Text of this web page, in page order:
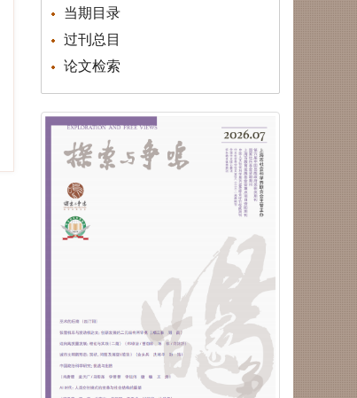
华东地区优秀期刊
荣誉|《探索与争鸣》2025再度
蝉联国家社科基金资助期刊“优
秀期刊”
荣誉|《探索与争鸣》入展第三十
一届北京国际图书博览会“BIBF
2025中国精品期刊展”
荣誉|《探索与争鸣》获得国家哲
学社会科学文献中心2024年度综
合性人文社会科学最受欢迎期刊
荣誉| 重磅发布！学术实力榜单
出炉！《复印报刊资料转载指数
研究报告（2024年度）》
荣誉| 关于上海市模范集体、劳
动模范和先进工作者拟表彰对象
的公示！
当期目录
过刊总目
论文检索